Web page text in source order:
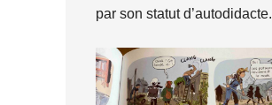
par son statut d’autodidacte.